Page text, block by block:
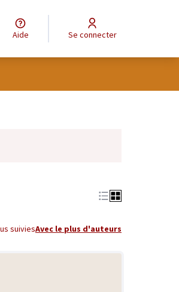
Aide Se connecter
suiviesAvec le plus d'auteurs